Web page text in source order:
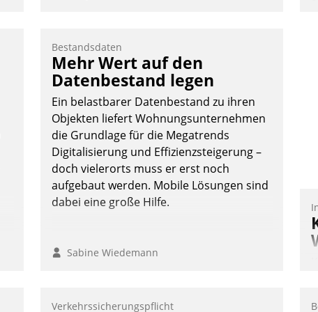
Bestandsdaten
Mehr Wert auf den
Datenbestand legen
Ein belastbarer Datenbestand zu ihren
Objekten liefert Wohnungsunternehmen
die Grundlage für die Megatrends
Digitalisierung und Effizienzsteigerung –
doch vielerorts muss er erst noch
aufgebaut werden. Mobile Lösungen sind
dabei eine große Hilfe.
Sabine Wiedemann
Verkehrssicherungspflicht